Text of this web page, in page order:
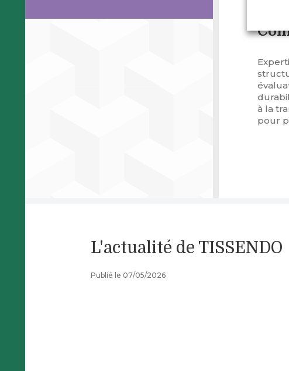
à la
pour
L'actualité de TISSENDO
Publié le 07/05/2026